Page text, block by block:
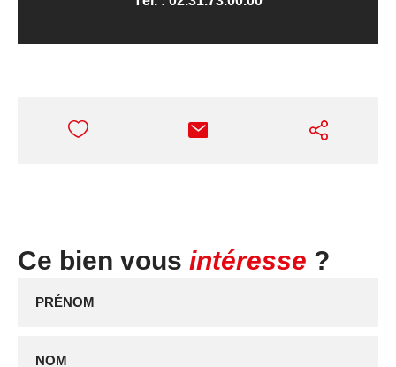
Ce bien vous intéresse ?